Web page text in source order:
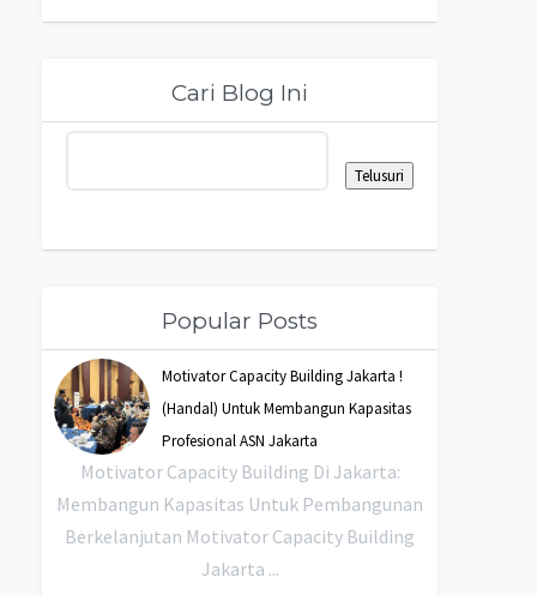
Cari Blog Ini
Popular Posts
Motivator Capacity Building Jakarta !
(Handal) Untuk Membangun Kapasitas
Profesional ASN Jakarta
Motivator Capacity Building Di Jakarta:
Membangun Kapasitas Untuk Pembangunan
Berkelanjutan Motivator Capacity Building
Jakarta ...